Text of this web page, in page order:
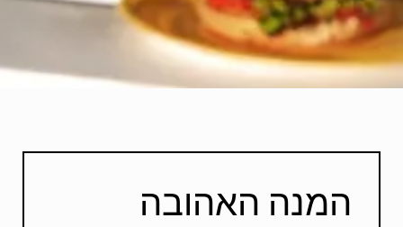
המנה האהובה